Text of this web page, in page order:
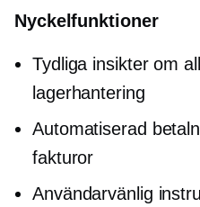
Nyckelfunktioner
Tydliga insikter om
lagerhantering
Automatiserad
fakturor
Användarvänlig